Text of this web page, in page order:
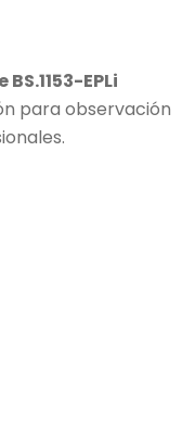
EPLi
para observación